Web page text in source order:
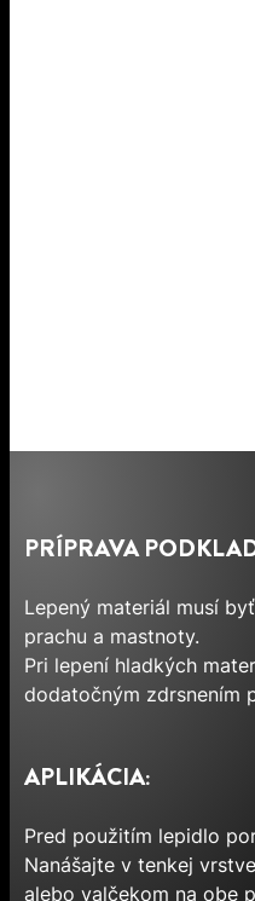
PRÍPRAVA
Lepený materiál musí
prachu a mastnoty.
Pri lepení hladkých
dodatočným zdrsnením
APLIKÁCIA:
Pred použitím lepidlo
Nanášajte v tenkej
alebo valčekom na obe